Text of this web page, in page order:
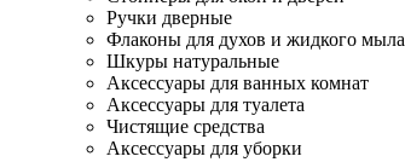
Ручки дверные
Флаконы для духов и жидкого мыла
Шкуры натуральные
Аксессуары для ванных комнат
Аксессуары для туалета
Чистящие средства
Аксессуары для уборки